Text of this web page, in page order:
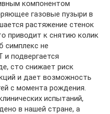
компонентом
газовые пузыри в
растяжение стенок
приводит к снятию колик
симплекс не
и подвергается
сто снижает риск
и дает возможность
с момента рождения.
испытаний,
в нашей стране, а